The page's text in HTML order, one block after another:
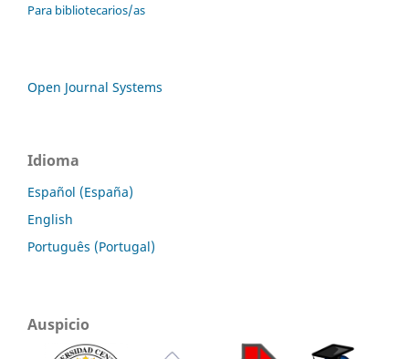
Para bibliotecarios/as
Open Journal Systems
Idioma
Español (España)
English
Português (Portugal)
Auspicio